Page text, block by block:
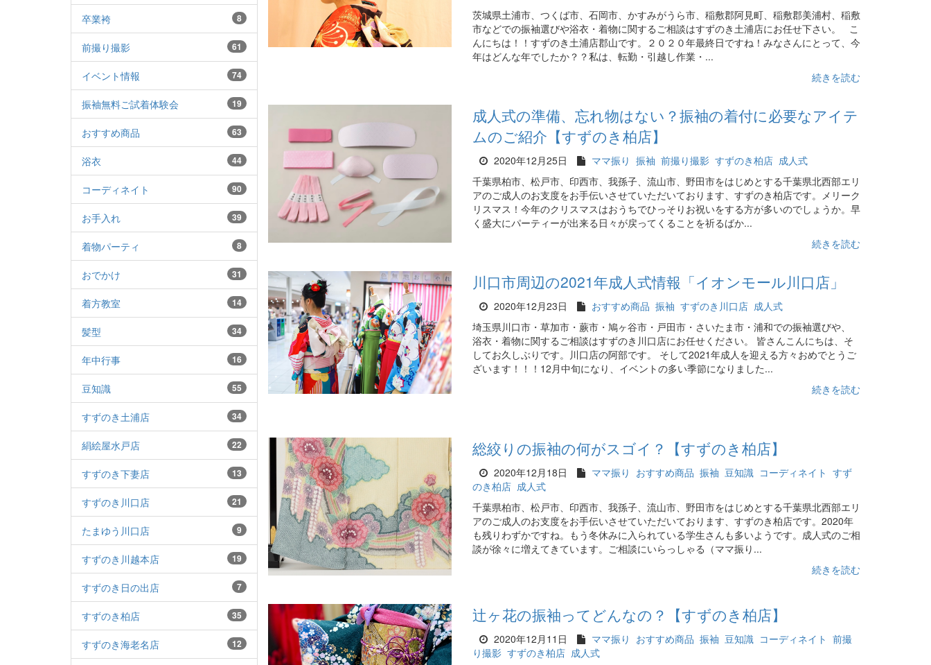
8
卒業袴
61
前撮り撮影
74
イベント情報
19
振袖無料ご試着体験会
63
おすすめ商品
44
浴衣
90
コーディネイト
39
お手入れ
8
着物パーティ
31
おでかけ
14
着方教室
34
髪型
16
年中行事
55
豆知識
34
すずのき土浦店
22
絹絵屋水戸店
13
すずのき下妻店
21
すずのき川口店
9
たまゆう川口店
19
すずのき川越本店
7
すずのき日の出店
35
すずのき柏店
12
すずのき海老名店
茨城県土浦市、つくば市、石岡市、かすみがうら市、稲敷郡阿見町、稲敷郡美浦村、稲敷
市などでの振袖選びや浴衣・着物に関するご相談はすずのき土浦店にお任せ下さい。 こ
んにちは！！すずのき土浦店郡山です。２０２０年最終日ですね！みなさんにとって、今
年はどんな年でしたか？？私は、転勤・引越し作業・...
続きを読む
成人式の準備、忘れ物はない？振袖の着付に必要なアイテ
ムのご紹介【すずのき柏店】
2020年12月25日 ママ振り 振袖 前撮り撮影 すずのき柏店 成人式
千葉県柏市、松戸市、印西市、我孫子、流山市、野田市をはじめとする千葉県北西部エリ
アのご成人のお支度をお手伝いさせていただいております、すずのき柏店です。メリーク
リスマス！今年のクリスマスはおうちでひっそりお祝いをする方が多いのでしょうか。早
く盛大にパーティーが出来る日々が戻ってくることを祈るばか...
続きを読む
川口市周辺の2021年成人式情報「イオンモール川口店」
2020年12月23日 おすすめ商品 振袖 すずのき川口店 成人式
埼玉県川口市・草加市・蕨市・鳩ヶ谷市・戸田市・さいたま市・浦和での振袖選びや、
浴衣・着物に関するご相談はすずのき川口店にお任せください。 皆さんこんにちは、そ
してお久しぶりです。川口店の阿部です。 そして2021年成人を迎える方々おめでとうご
ざいます！！！12月中旬になり、イベントの多い季節になりました...
続きを読む
総絞りの振袖の何がスゴイ？【すずのき柏店】
2020年12月18日 ママ振り おすすめ商品 振袖 豆知識 コーディネイト すず
のき柏店 成人式
千葉県柏市、松戸市、印西市、我孫子、流山市、野田市をはじめとする千葉県北西部エリ
アのご成人のお支度をお手伝いさせていただいております、すずのき柏店です。2020年
も残りわずかですね。もう冬休みに入られている学生さんも多いようです。成人式のご相
談が徐々に増えてきています。ご相談にいらっしゃる（ママ振り...
続きを読む
辻ヶ花の振袖ってどんなの？【すずのき柏店】
2020年12月11日 ママ振り おすすめ商品 振袖 豆知識 コーディネイト 前撮
り撮影 すずのき柏店 成人式